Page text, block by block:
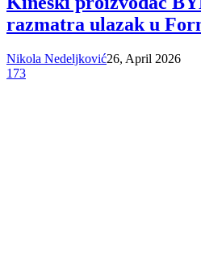
razmatra ulazak u
Nikola Nedeljković26, April 2026
173